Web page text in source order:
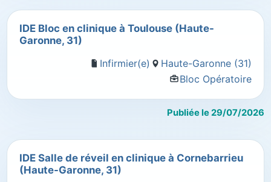
IDE Bloc en clinique à Toulouse (Haute-
Garonne, 31)
Infirmier(e)
Haute-Garonne (31)
Bloc Opératoire
Publiée le 29/07/2026
IDE Salle de réveil en clinique à Cornebarrieu
(Haute-Garonne, 31)